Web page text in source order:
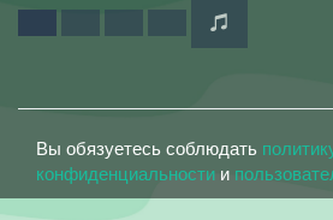
Вы обязуетесь соблюдать
конфиденциальности и